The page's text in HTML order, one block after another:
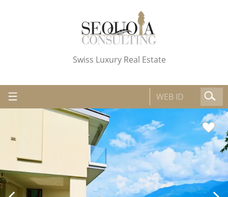
Swiss Luxury Real Estate